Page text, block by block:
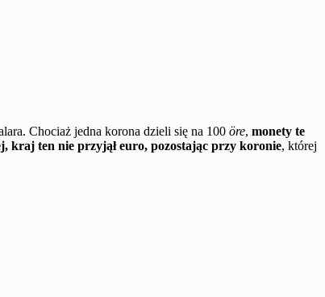
Chociaż jedna korona dzieli się na 100 öre, monety te
kraj ten nie przyjął euro, pozostając przy koronie, której